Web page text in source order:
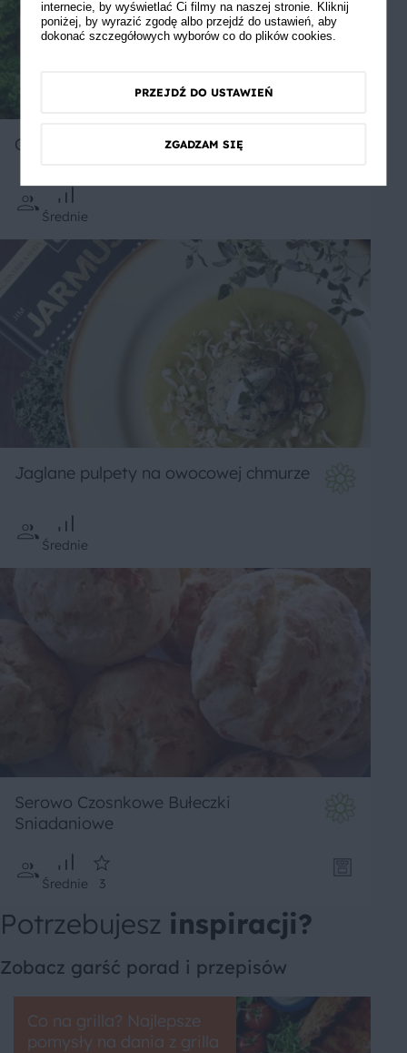
Omlet z jarmużem
Średnie
Jaglane pulpety na owocowej chmurze
Średnie
Serowo Czosnkowe Bułeczki
Sniadaniowe
Średnie 3
Potrzebujesz inspiracji?
Zobacz garść porad i przepisów
Co na grilla? Najlepsze
pomysły na dania z grilla
internecie, by wyświetlać Ci filmy na naszej stronie. Kliknij
poniżej, by wyrazić zgodę albo przejdź do ustawień, aby
dokonać szczegółowych wyborów co do plików cookies.
PRZEJDŹ DO USTAWIEŃ
ZGADZAM SIĘ